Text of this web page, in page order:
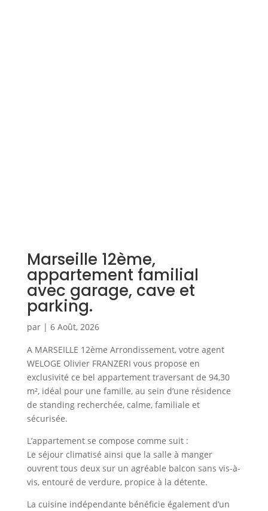
Marseille 12ème,
appartement familial
avec garage, cave et
parking.
par | 6 Août, 2026
A MARSEILLE 12ème Arrondissement, votre agent
WELOGE Olivier FRANZERI vous propose en
exclusivité ce bel appartement traversant de 94,30
m², idéal pour une famille, au sein d’une résidence
de standing recherchée, calme, familiale et
sécurisée.
L’appartement se compose comme suit :
Le séjour climatisé ainsi que la salle à manger
ouvrent tous deux sur un agréable balcon sans vis-à-
vis, entouré de verdure, propice à la détente.
La cuisine indépendante bénéficie également d’un